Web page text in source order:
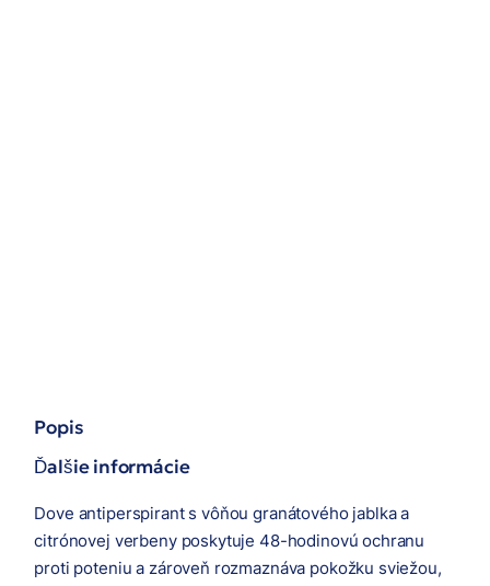
Popis
Ďalšie informácie
Dove antiperspirant s vôňou granátového jablka a
citrónovej verbeny poskytuje 48-hodinovú ochranu
proti poteniu a zároveň rozmaznáva pokožku sviežou,